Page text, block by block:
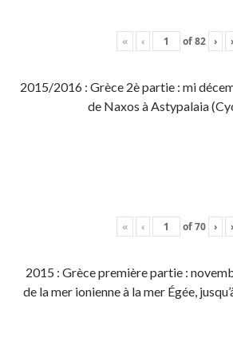
« ‹ of82 ›
2015/2016 : Grèce 2è partie : mi
de Naxos à Astypalaia
« ‹ of70 ›
2015 : Grèce première partie :
de la mer ionienne à la mer Égée,